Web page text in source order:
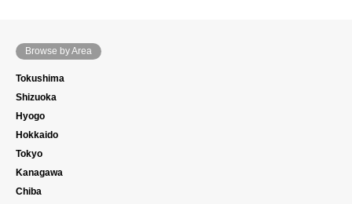
Browse by Area
Tokushima
Shizuoka
Hyogo
Hokkaido
Tokyo
Kanagawa
Chiba